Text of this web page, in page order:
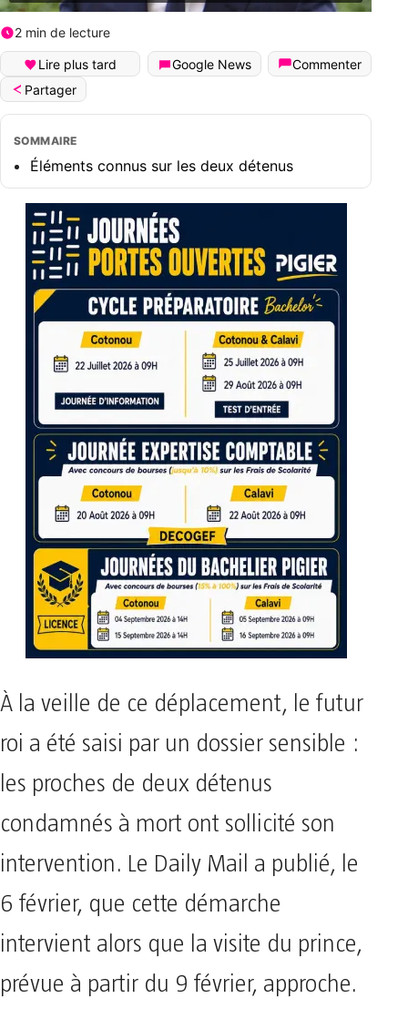
2 min de lecture
Lire plus tard Google News
Commenter
Partager
SOMMAIRE
Éléments connus sur les deux détenus
À la veille de ce déplacement, le futur
roi a été saisi par un dossier sensible :
les proches de deux détenus
condamnés à mort ont sollicité son
intervention. Le Daily Mail a publié, le
6 février, que cette démarche
intervient alors que la visite du prince,
prévue à partir du 9 février, approche.